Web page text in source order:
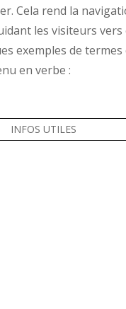
Cela rend la
les visiteurs vers
exemples de termes
en verbe :
INFOS UTILES